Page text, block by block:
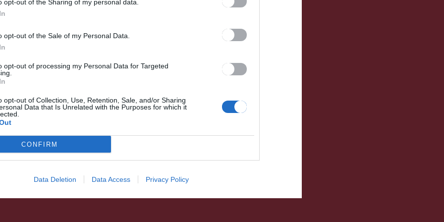
opt-out of the Sharing of my personal data.
opt-out of the Sale of my Personal Data.
opt-out of processing my Personal Data for Targeted
opt-out of Collection, Use, Retention, Sale, and/or Sharing
Data that Is Unrelated with the Purposes for which it
CONFIRM
Data Deletion Data Access Privacy Policy
HÍRLISTA ,UDVARHELYSZÉK
Székelyudvarhelyen